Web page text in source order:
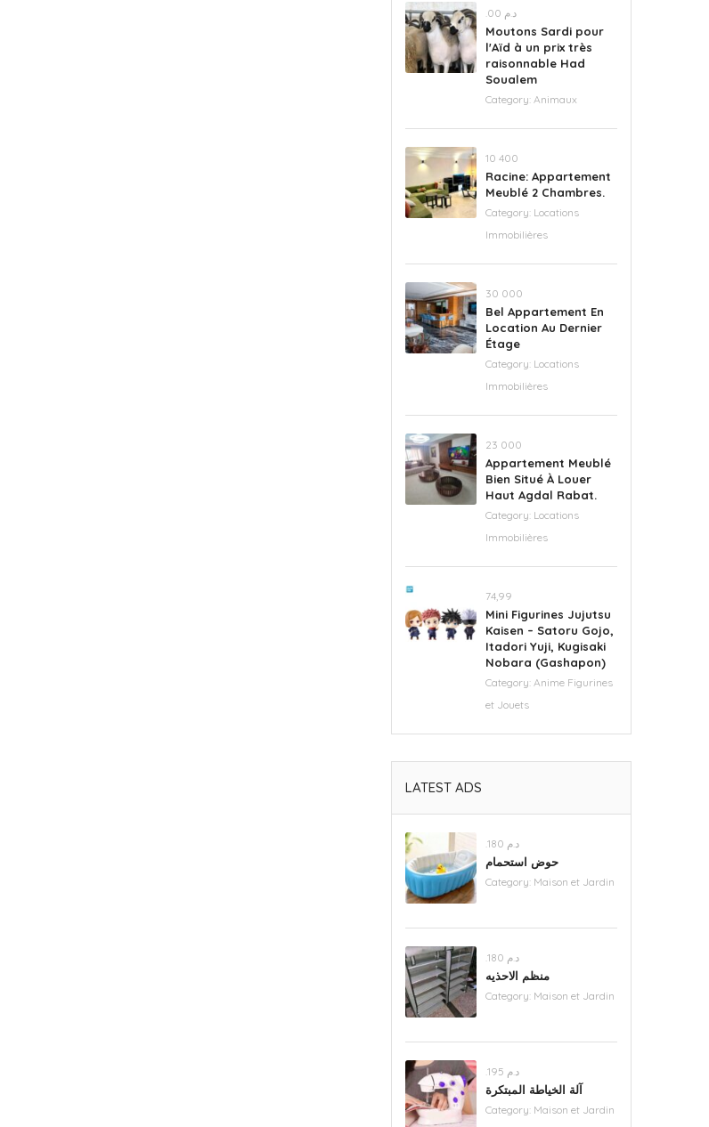
.د.م 00
Moutons Sardi pour
l'Aïd à un prix très
raisonnable Had
Soualem
Category: Animaux
‪10 400
Racine: Appartement
Meublé 2 Chambres.
Category: Locations
Immobilières
30 000
Bel Appartement En
Location Au Dernier
Étage
Category: Locations
Immobilières
23 000
Appartement Meublé
Bien Situé À Louer
Haut Agdal Rabat.
Category: Locations
Immobilières
74,99
Mini Figurines Jujutsu
Kaisen – Satoru Gojo,
Itadori Yuji, Kugisaki
Nobara (Gashapon)
Category: Anime Figurines
et Jouets
LATEST ADS
.د.م 180
حوض استحمام
Category: Maison et Jardin
.د.م 180
منظم الاحذيه
Category: Maison et Jardin
.د.م 195
آلة الخياطة المبتكرة
Category: Maison et Jardin